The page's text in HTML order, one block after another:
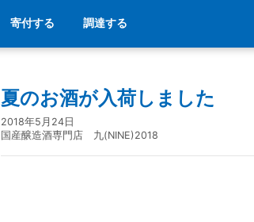
寄付する 調達する
夏のお酒が入荷しました
2018年5月24日
国産醸造酒専門店 九(NINE)2018